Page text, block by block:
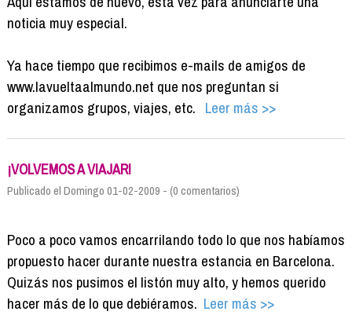
noticia muy especial.
Ya hace tiempo que recibimos e-mails de amigos de
www.lavueltaalmundo.net que nos preguntan si
organizamos grupos, viajes, etc. Leer más >>
¡VOLVEMOS A VIAJAR!
Publicado el Domingo 01-02-2009 - (0 comentarios)
Poco a poco vamos encarrilando todo lo que nos habíamos
propuesto hacer durante nuestra estancia en Barcelona.
Quizás nos pusimos el listón muy alto, y hemos querido
hacer más de lo que debiéramos. Leer más >>